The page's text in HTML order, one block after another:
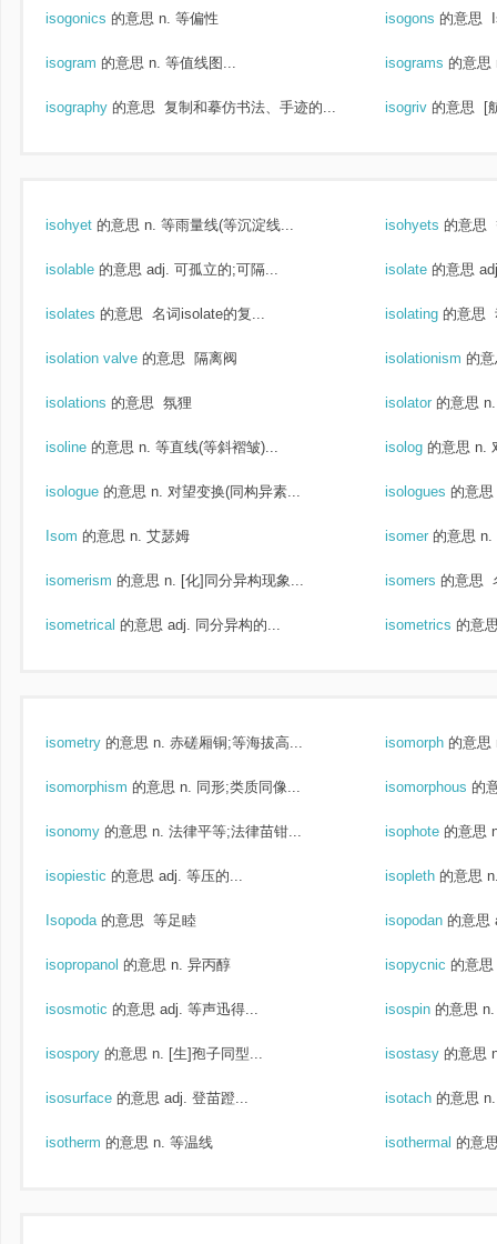
isogonics 的意思 n. 等偏性 isogons 的意思
isogram 的意思 n. 等值线图... isograms 的意思
isography 的意思 复制和摹仿书法、手迹的... isogriv 的意思 [
isohyet 的意思 n. 等雨量线(等沉淀线... isohyets 的意思
isolable 的意思 adj. 可孤立的;可隔... isolate 的意思
isolates 的意思 名词isolate的复... isolating 的意思
isolation valve 的意思 隔离阀 isolationism 的
isolations 的意思 氛狸 isolator 的意思
isoline 的意思 n. 等直线(等斜褶皱)... isolog 的意思 n.
isologue 的意思 n. 对望变换(同构异素... isologues 的意思
Isom 的意思 n. 艾瑟姆 isomer 的意思 n.
isomerism 的意思 n. [化]同分异构现象... isomers 的意思
isometrical 的意思 adj. 同分异构的... isometrics 的意
isometry 的意思 n. 赤磋厢铜;等海拔高... isomorph 的意思
isomorphism 的意思 n. 同形;类质同像... isomorphous 的
isonomy 的意思 n. 法律平等;法律苗钳... isophote 的意思
isopiestic 的意思 adj. 等压的... isopleth 的意思
Isopoda 的意思 等足睦 isopodan 的意思
isopropanol 的意思 n. 异丙醇 isopycnic 的意思
isosmotic 的意思 adj. 等声迅得... isospin 的意思
isospory 的意思 n. [生]孢子同型... isostasy 的意思
isosurface 的意思 adj. 登苗蹬... isotach 的意思
isotherm 的意思 n. 等温线 isothermal 的意